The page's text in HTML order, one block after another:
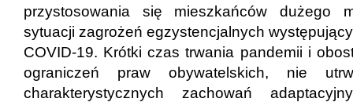
przystosowania się mieszkańców dużego
sytuacji zagrożeń egzystencjalnych
COVID-19. Krótki czas trwania pandemii i
ograniczeń praw obywatelskich, nie
charakterystycznych zachowań